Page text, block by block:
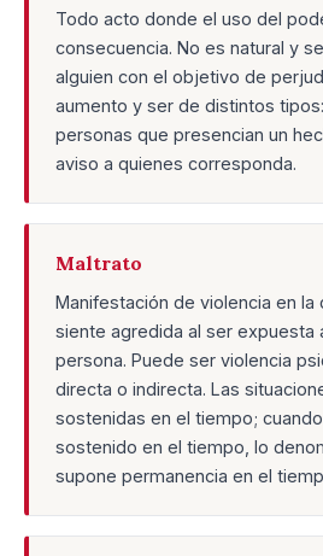
Todo acto donde el uso del
consecuencia. No es natural y
alguien con el objetivo de
aumento y ser de distintos
personas que presencian un
aviso a quienes corresponda.
Maltrato
Manifestación de violencia en
siente agredida al ser
persona. Puede ser violencia
directa o indirecta. Las
sostenidas en el tiempo;
sostenido en el tiempo, lo
supone permanencia en el